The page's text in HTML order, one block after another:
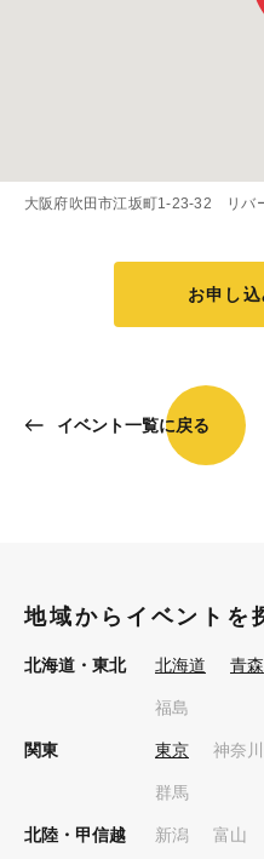
大阪府吹田市江坂町1-23-32 リバ
お申し込
イベント一覧に戻る
地域からイベントを
北海道・東北 北海道 青森
福島
関東 東京 神奈川
群馬
北陸・甲信越 新潟 富山